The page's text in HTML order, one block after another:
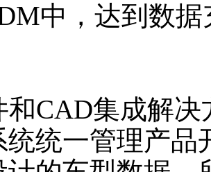
中，达到数
CAD集成解决
统统一管理产品